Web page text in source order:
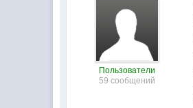
Пользователи
59 сообщений